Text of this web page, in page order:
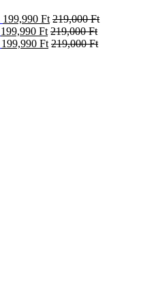
199,990 Ft 219,000Ft
199,990 Ft 219,000Ft
199,990 Ft 219,000Ft